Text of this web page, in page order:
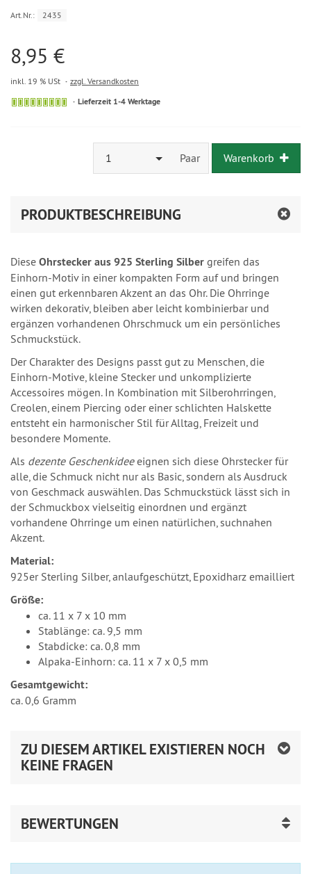
Art.Nr.: 2435
8,95 €
inkl. 19 % USt zzgl. Versandkosten
Lieferzeit 1-4 Werktage
1 Paar Warenkorb
PRODUKTBESCHREIBUNG
Diese Ohrstecker aus 925 Sterling Silber greifen das
Einhorn-Motiv in einer kompakten Form auf und bringen
einen gut erkennbaren Akzent an das Ohr. Die Ohrringe
wirken dekorativ, bleiben aber leicht kombinierbar und
ergänzen vorhandenen Ohrschmuck um ein persönliches
Schmuckstück.
Der Charakter des Designs passt gut zu Menschen, die
Einhorn-Motive, kleine Stecker und unkomplizierte
Accessoires mögen. In Kombination mit Silberohrringen,
Creolen, einem Piercing oder einer schlichten Halskette
entsteht ein harmonischer Stil für Alltag, Freizeit und
besondere Momente.
Als dezente Geschenkideeeignen sich diese Ohrstecker für
alle, die Schmuck nicht nur als Basic, sondern als Ausdruck
von Geschmack auswählen. Das Schmuckstück lässt sich in
der Schmuckbox vielseitig einordnen und ergänzt
vorhandene Ohrringe um einen natürlichen, suchnahen
Akzent.
Material:
925er Sterling Silber, anlaufgeschützt, Epoxidharz emailliert
Größe:
ca. 11 x 7 x 10 mm
Stablänge: ca. 9,5 mm
Stabdicke: ca. 0,8 mm
Alpaka-Einhorn: ca. 11 x 7 x 0,5 mm
Gesamtgewicht:
ca. 0,6 Gramm
ZU DIESEM ARTIKEL EXISTIEREN NOCH
KEINE FRAGEN
BEWERTUNGEN